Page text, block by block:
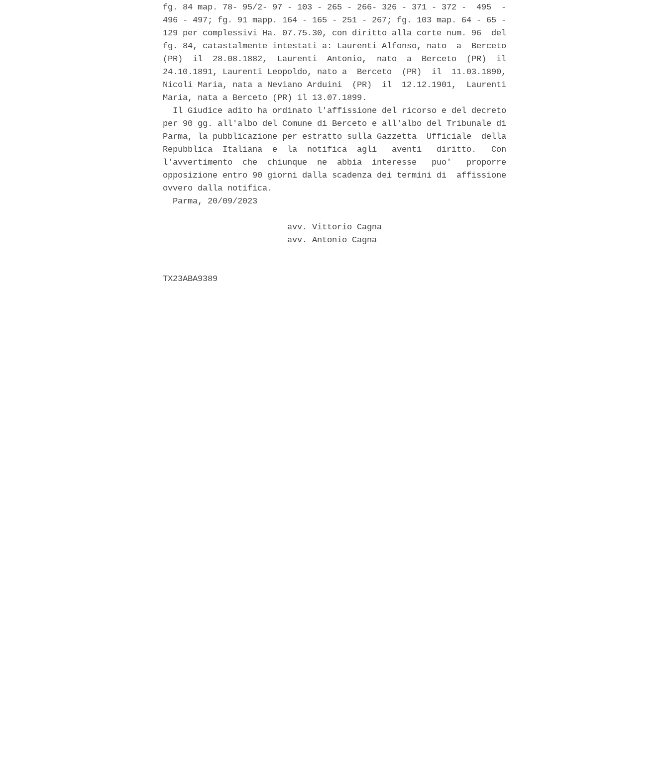
fg. 84 map. 78- 95/2- 97 - 103 - 265 - 266- 326 - 371 - 372 -  495  -
496 - 497; fg. 91 mapp. 164 - 165 - 251 - 267; fg. 103 map. 64 - 65 -
129 per complessivi Ha. 07.75.30, con diritto alla corte num. 96  del
fg. 84, catastalmente intestati a: Laurenti Alfonso, nato  a  Berceto
(PR)  il  28.08.1882,  Laurenti  Antonio,  nato  a  Berceto  (PR)  il
24.10.1891, Laurenti Leopoldo, nato a  Berceto  (PR)  il  11.03.1890,
Nicoli Maria, nata a Neviano Arduini  (PR)  il  12.12.1901,  Laurenti
Maria, nata a Berceto (PR) il 13.07.1899.
  Il Giudice adito ha ordinato l'affissione del ricorso e del decreto
per 90 gg. all'albo del Comune di Berceto e all'albo del Tribunale di
Parma, la pubblicazione per estratto sulla Gazzetta  Ufficiale  della
Repubblica  Italiana  e  la  notifica  agli   aventi   diritto.   Con
l'avvertimento  che  chiunque  ne  abbia  interesse   puo'   proporre
opposizione entro 90 giorni dalla scadenza dei termini di  affissione
ovvero dalla notifica.
  Parma, 20/09/2023
                         avv. Vittorio Cagna
                         avv. Antonio Cagna